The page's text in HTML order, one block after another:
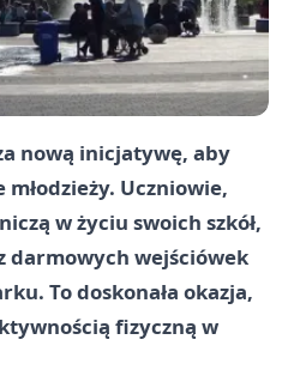
nową inicjatywę, aby
Uczniowie,
w życiu swoich szkół,
darmowych wejściówek
To doskonała okazja,
fizyczną w